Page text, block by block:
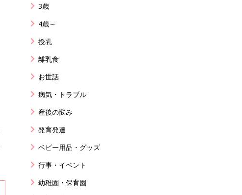
3歳
4歳～
授乳
離乳食
お世話
病気・トラブル
産後の悩み
発育発達
ベビー用品・グッズ
行事・イベント
幼稚園・保育園